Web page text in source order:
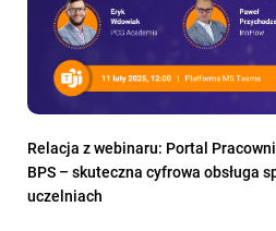
Relacja z webinaru: Portal
BPS – skuteczna cyfrowa obsługa
uczelniach